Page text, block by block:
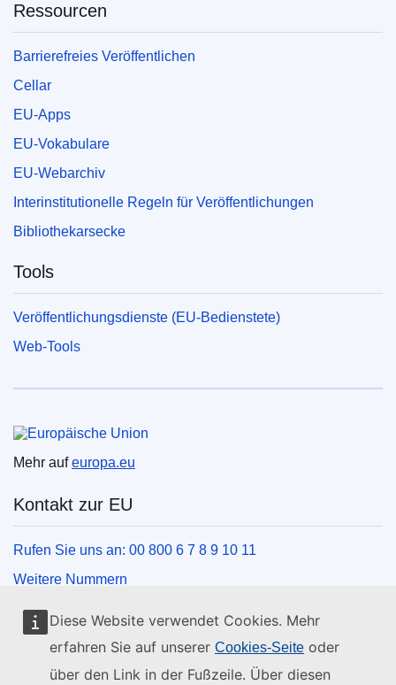
Diese Website verwendet Cookies. Mehr
erfahren Sie auf unserer Cookies-Seite oder
über den Link in der Fußzeile. Über diesen
Ressourcen
Barrierefreies Veröffentlichen
Cellar
EU-Apps
EU-Vokabulare
EU-Webarchiv
Interinstitutionelle Regeln für Veröffentlichungen
Bibliothekarsecke
Tools
Veröffentlichungsdienste (EU-Bedienstete)
Web-Tools
Mehr aufeuropa.eu
Kontakt zur EU
Rufen Sie uns an: 00 800 6 7 8 9 10 11
Weitere Nummern
Schreiben Sie uns über unser Kontaktformular
Kommen Sie in einem der EU-Zentren vorbei